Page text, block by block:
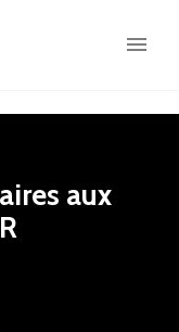
aux